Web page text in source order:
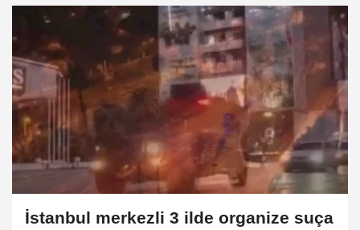
İstanbul merkezli 3 ilde organize suça